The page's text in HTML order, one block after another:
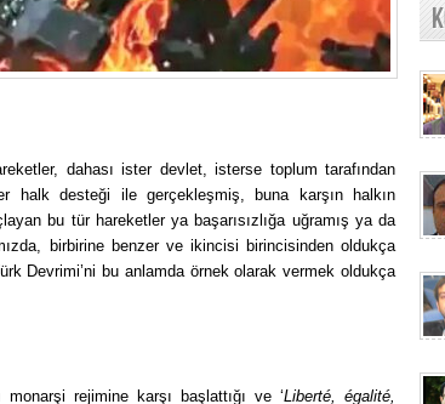
dahası ister devlet, isterse toplum tarafından
halk desteği ile gerçekleşmiş, buna karşın halkın
bu tür hareketler ya başarısızlığa uğramış ya da
birbirine benzer ve ikincisi birincisinden oldukça
Devrimi’ni bu anlamda örnek olarak vermek oldukça
rejimine karşı başlattığı ve ‘Liberté, égalité,